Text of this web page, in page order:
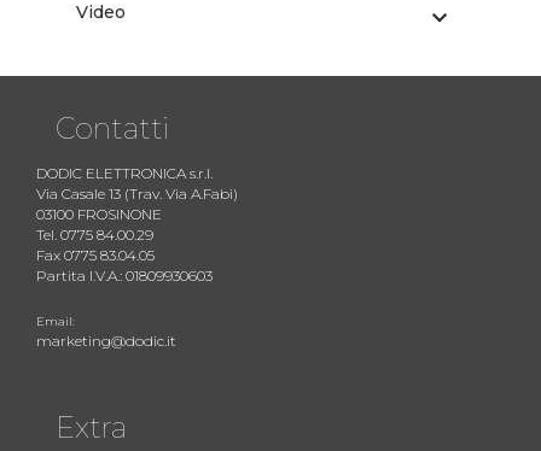
Video
Contatti
DODIC ELETTRONICA s.r.l.
Via Casale 13 (Trav. Via A.Fabi)
03100 FROSINONE
Tel. 0775 84.00.29
Fax 0775 83.04.05
Partita I.V.A.: 01809930603
Email:
marketing@dodic.it
Extra